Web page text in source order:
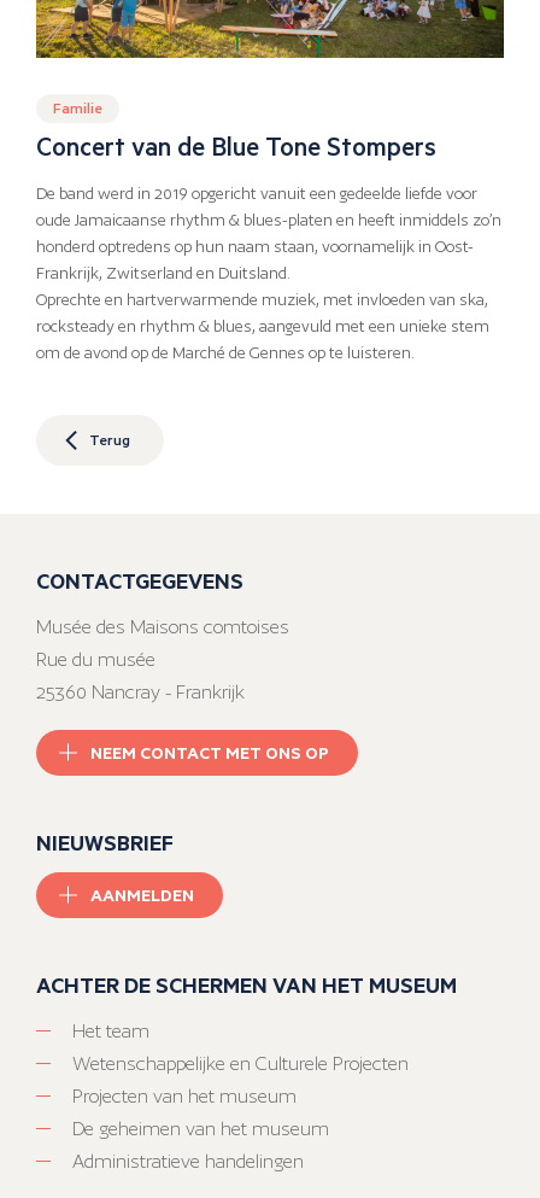
Familie
Concert van de Blue Tone Stompers
De band werd in 2019 opgericht vanuit een gedeelde liefde voor
oude Jamaicaanse rhythm & blues-platen en heeft inmiddels zo’n
honderd optredens op hun naam staan, voornamelijk in Oost-
Frankrijk, Zwitserland en Duitsland.
Oprechte en hartverwarmende muziek, met invloeden van ska,
rocksteady en rhythm & blues, aangevuld met een unieke stem
om de avond op de Marché de Gennes op te luisteren.
Terug
CONTACTGEGEVENS
Musée des Maisons comtoises
Rue du musée
25360 Nancray - Frankrijk
NEEM CONTACT MET ONS OP
NIEUWSBRIEF
AANMELDEN
ACHTER DE SCHERMEN VAN HET MUSEUM
Het team
Wetenschappelijke en Culturele Projecten
Projecten van het museum
De geheimen van het museum
Administratieve handelingen